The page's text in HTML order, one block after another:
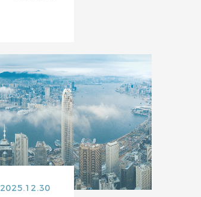
2025.12.30